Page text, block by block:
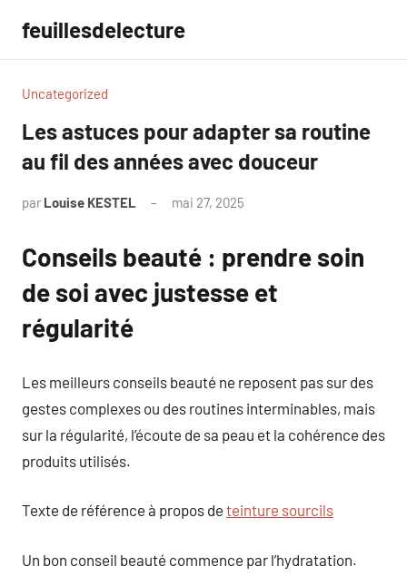
contenu
feuillesdelecture
Uncategorized
Les astuces pour adapter sa routine
au fil des années avec douceur
par Louise KESTEL mai 27, 2025
Conseils beauté : prendre soin
de soi avec justesse et
régularité
Les meilleurs conseils beauté ne reposent pas sur des
gestes complexes ou des routines interminables, mais
sur la régularité, l’écoute de sa peau et la cohérence des
produits utilisés.
Texte de référence à propos de teinture sourcils
Un bon conseil beauté commence par l’hydratation.